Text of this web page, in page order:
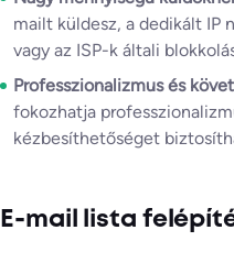
mailt küldesz, a dedikált IP
vagy az ISP-k általi
Professzionalizmus és
fokozhatja
kézbesíthetőséget
E-mail lista